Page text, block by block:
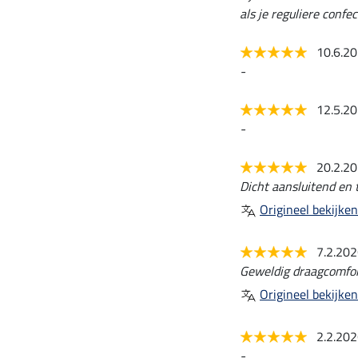
als je reguliere
-
-
Dicht aansluitend
Origineel bekijken
Geweldig
Origineel bekijken